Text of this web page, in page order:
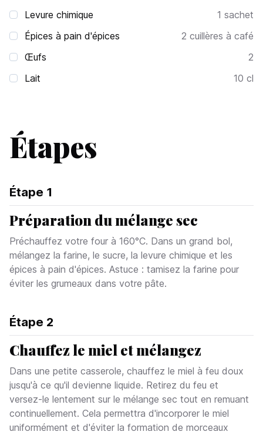
Levure chimique
1 sachet
Épices à pain d'épices
2 cuillères à café
Œufs
2
Lait
10 cl
Étapes
Étape 1
Préparation du mélange sec
Préchauffez votre four à 160°C. Dans un grand bol,
mélangez la farine, le sucre, la levure chimique et les
épices à pain d'épices. Astuce : tamisez la farine pour
éviter les grumeaux dans votre pâte.
Étape 2
Chauffez le miel et mélangez
Dans une petite casserole, chauffez le miel à feu doux
jusqu'à ce qu'il devienne liquide. Retirez du feu et
versez-le lentement sur le mélange sec tout en remuant
continuellement. Cela permettra d'incorporer le miel
uniformément et d'éviter la formation de morceaux